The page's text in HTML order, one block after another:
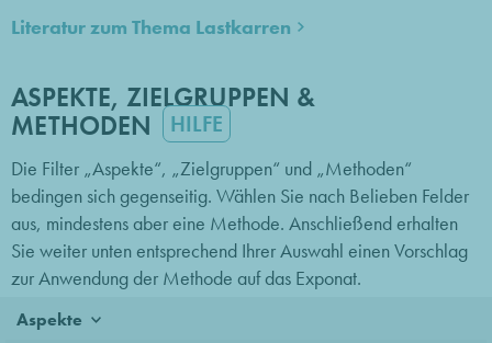
Literatur zum Thema Lastkarren
ASPEKTE, ZIELGRUPPEN &
METHODEN
HILFE
Die Filter „Aspekte“, „Zielgruppen“ und „Methoden“
bedingen sich gegenseitig. Wählen Sie nach Belieben Felder
aus, mindestens aber eine Methode. Anschließend erhalten
Sie weiter unten entsprechend Ihrer Auswahl einen Vorschlag
zur Anwendung der Methode auf das Exponat.
Aspekte